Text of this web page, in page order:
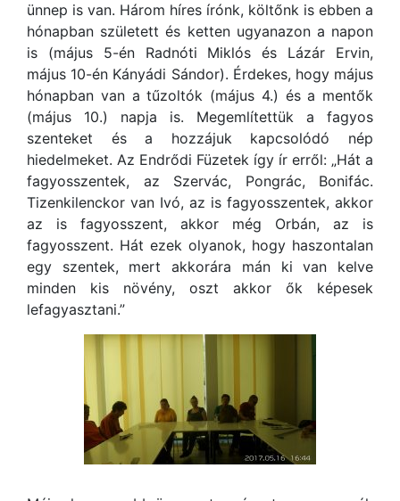
ünnep is van. Három híres írónk, költőnk is ebben a
hónapban született és ketten ugyanazon a napon
is (május 5-én Radnóti Miklós és Lázár Ervin,
május 10-én Kányádi Sándor). Érdekes, hogy május
hónapban van a tűzoltók (május 4.) és a mentők
(május 10.) napja is. Megemlítettük a fagyos
szenteket és a hozzájuk kapcsolódó nép
hiedelmeket. Az Endrődi Füzetek így ír erről: „Hát a
fagyosszentek, az Szervác, Pongrác, Bonifác.
Tizenkilenckor van Ivó, az is fagyosszentek, akkor
az is fagyosszent, akkor még Orbán, az is
fagyosszent. Hát ezek olyanok, hogy haszontalan
egy szentek, mert akkorára mán ki van kelve
minden kis növény, oszt akkor ők képesek
lefagyasztani.”